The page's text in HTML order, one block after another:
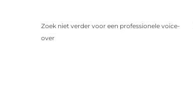
Zoek niet verder voor een professionele voice-
over